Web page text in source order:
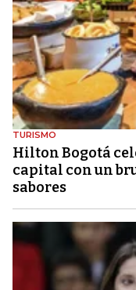
TURISMO
Hilton Bogotá
capital con un
sabores